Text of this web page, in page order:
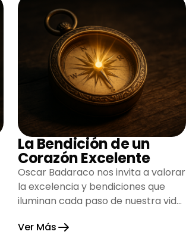
La Bendición de un
Corazón Excelente
Oscar Badaraco nos invita a valorar
la excelencia y bendiciones que
iluminan cada paso de nuestra vida,
gratitud y fortaleza.
Ver Más